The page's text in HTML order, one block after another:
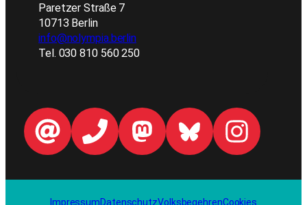
Paretzer Straße 7
10713 Berlin
info@nolympia.berlin
Tel. 030 810 560 250
ImpressumDatenschutzVolksbegehrenCookies